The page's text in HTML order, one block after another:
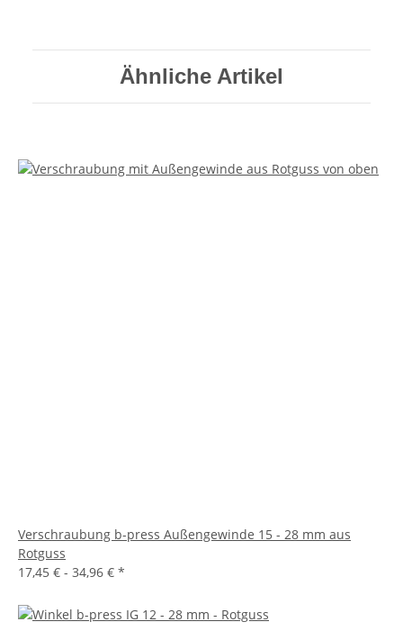
Ähnliche Artikel
Verschraubung b-press Außengewinde 15 - 28 mm aus
Rotguss
17,45 € - 34,96 € *